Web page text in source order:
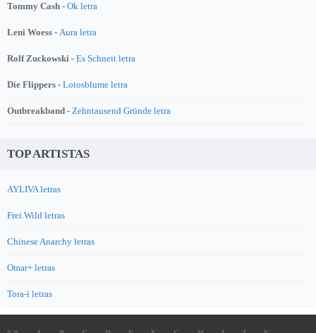
Tommy Cash - Ok letra
Leni Woess - Aura letra
Rolf Zuckowski - Es Schneit letra
Die Flippers - Lotosblume letra
Outbreakband - Zehntausend Gründe letra
TOP ARTISTAS
AYLIVA letras
Frei.Wild letras
Chinese Anarchy letras
Omar+ letras
Tora-i letras